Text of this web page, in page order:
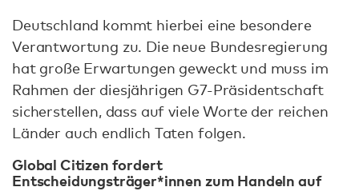
Deutschland kommt hierbei eine besondere
Verantwortung zu. Die neue Bundesregierung
hat große Erwartungen geweckt und muss im
Rahmen der diesjährigen G7-Präsidentschaft
sicherstellen, dass auf viele Worte der reichen
Länder auch endlich Taten folgen.
Global Citizen fordert
Entscheidungsträger*innen zum Handeln auf